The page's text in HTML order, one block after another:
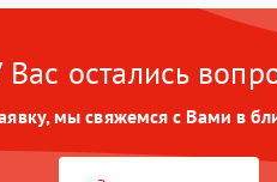
для зарядки 60 мин
Вас остались
мы свяжемся с Вами в